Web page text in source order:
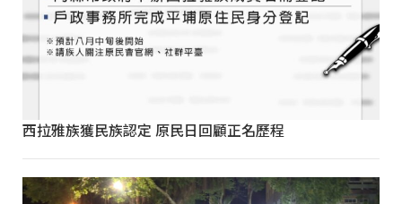
西拉雅族獲民族認定 原民日回顧正名歷程